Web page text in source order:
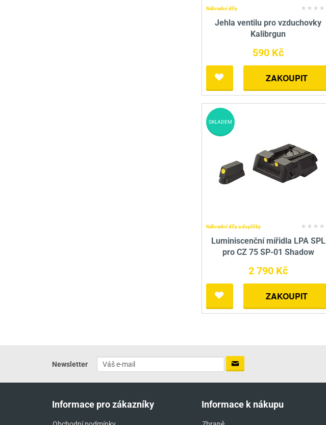
Náhradní díly
Jehla ventilu pro vzduchovky
Kalibrgun
590 Kč
ZAKOUPIT
Náhradní díly a doplňky
Luminiscenční mířidla LPA SPL
pro CZ 75 SP-01 Shadow
2 790 Kč
ZAKOUPIT
SKLADEM
Newsletter
Informace pro zákazníky Informace k nákupu